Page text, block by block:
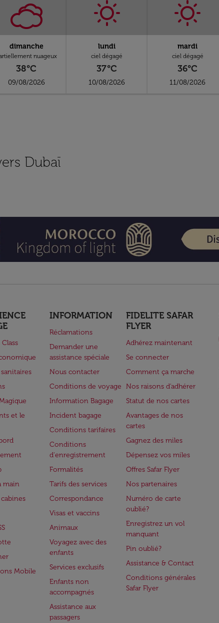
dimanche
nuageux
38°C
09/08/2026
lundi
ciel dégagé
37°C
10/08/2026
mardi
ciel dégagé
36°C
11/08/2026
Dubaï
et le
main
Mobile
INFORMATION
Réclamations
Demander une
assistance spéciale
Nous contacter
Conditions de voyage
Information Bagage
Incident bagage
Conditions tarifaires
Conditions
d'enregistrement
Formalités
Tarifs des services
Correspondance
Visas et vaccins
Animaux
Voyagez avec des
enfants
Services exclusifs
Enfants non
accompagnés
Assistance aux
passagers
FIDELITE SAFAR
FLYER
Adhérez maintenant
Se connecter
Comment ça marche
Nos raisons d'adhérer
Statut de nos cartes
Avantages de nos
cartes
Gagnez des miles
Dépensez vos miles
Offres Safar Flyer
Nos partenaires
Numéro de carte
oublié?
Enregistrez un vol
manquant
Pin oublié?
Assistance & Contact
Conditions générales
Safar Flyer